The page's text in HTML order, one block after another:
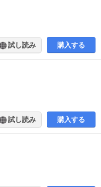
試し読み 購入する
試し読み 購入する